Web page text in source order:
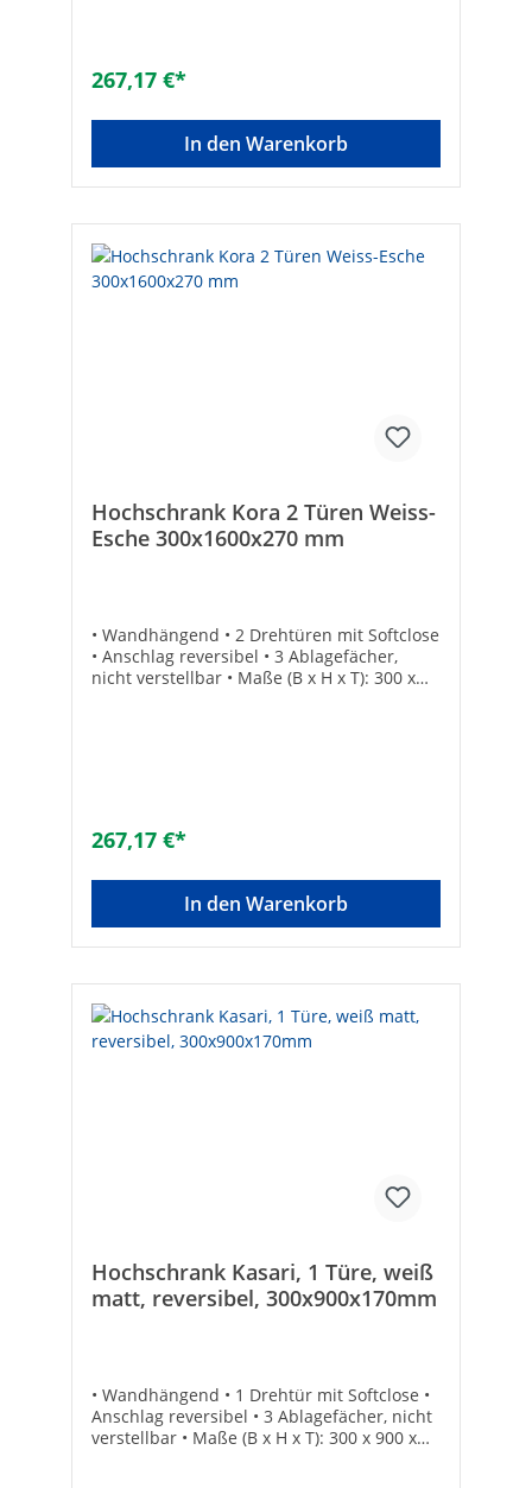
267,17 €*
In den Warenkorb
Hochschrank Kora 2 Türen Weiss-
Esche 300x1600x270 mm
• Wandhängend • 2 Drehtüren mit Softclose
• Anschlag reversibel • 3 Ablagefächer,
nicht verstellbar • Maße (B x H x T): 300 x
267,17 €*
In den Warenkorb
Hochschrank Kasari, 1 Türe, weiß
matt, reversibel, 300x900x170mm
• Wandhängend • 1 Drehtür mit Softclose •
Anschlag reversibel • 3 Ablagefächer, nicht
verstellbar • Maße (B x H x T): 300 x 900 x